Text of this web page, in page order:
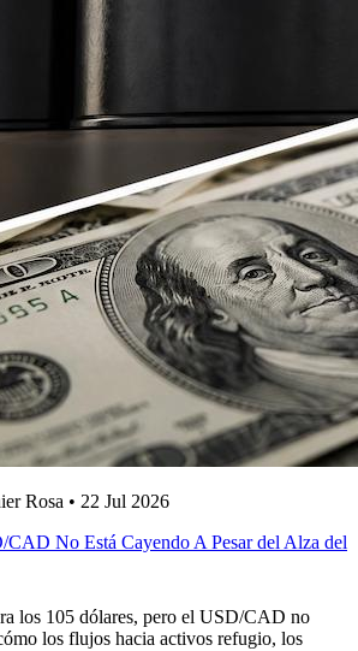
Rosa • 22 Jul 2026
CAD No Está Cayendo A Pesar del Alza del
los 105 dólares, pero el USD/CAD no
los flujos hacia activos refugio, los